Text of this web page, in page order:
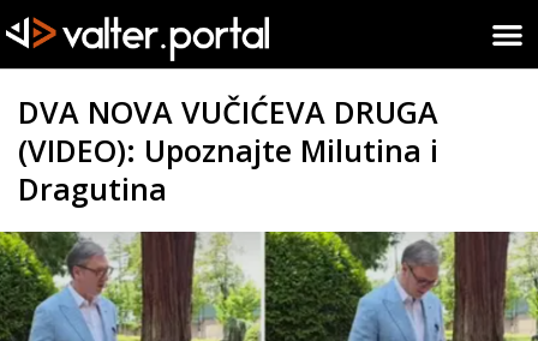
DVA NOVA VUČIĆEVA DRUGA
(VIDEO): Upoznajte Milutina i
Dragutina